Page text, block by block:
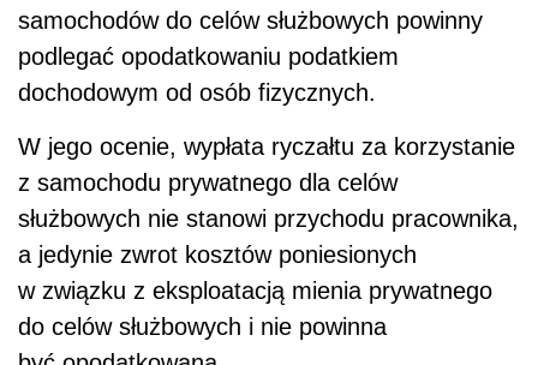
samochodów do celów służbowych powinny
podlegać opodatkowaniu podatkiem
dochodowym od osób fizycznych.
W jego ocenie, wypłata ryczałtu za korzystanie
z samochodu prywatnego dla celów
służbowych nie stanowi przychodu pracownika,
a jedynie zwrot kosztów poniesionych
w związku z eksploatacją mienia prywatnego
do celów służbowych i nie powinna